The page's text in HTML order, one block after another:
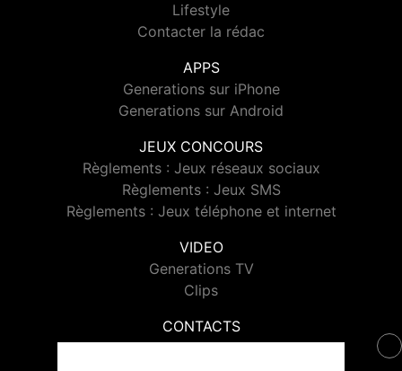
Lifestyle
Contacter la rédac
APPS
Generations sur iPhone
Generations sur Android
JEUX CONCOURS
Règlements : Jeux réseaux sociaux
Règlements : Jeux SMS
Règlements : Jeux téléphone et internet
VIDEO
Generations TV
Clips
CONTACTS
Contacter Generations